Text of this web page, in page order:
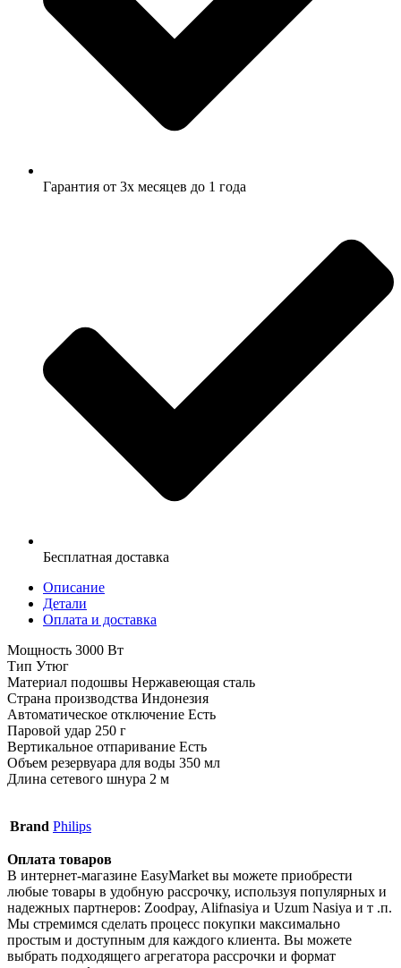
Гарантия от 3х месяцев до 1 года
Бесплатная доставка
Описание
Детали
Оплата и доставка
Мощность 3000 Вт
Тип Утюг
Материал подошвы Нержавеющая сталь
Страна производства Индонезия
Автоматическое отключение Есть
Паровой удар 250 г
Вертикальное отпаривание Есть
Объeм резервуара для воды 350 мл
Длина сетевого шнура 2 м
Brand Philips
Оплата товаров
В интернет-магазине EasyMarket вы можете приобрести
любые товары в удобную рассрочку, используя популярных и
надежных партнеров: Zoodpay, Alifnasiya и Uzum Nasiya и т .п.
Мы стремимся сделать процесс покупки максимально
простым и доступным для каждого клиента. Вы можете
выбрать подходящего агрегатора рассрочки и формат